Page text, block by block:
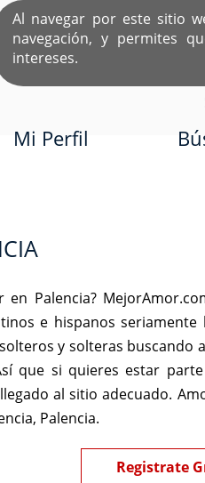
Al navegar por este sitio
navegación, y permites
intereses.EL ÚNICO SITIO
Mi Perfil
en Palencia?
e hispanos
y solteras buscando
que si quieres estar
al sitio adecuado.
Palencia.
Registrate